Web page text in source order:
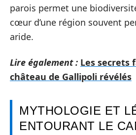
parois permet une
cœur d’une région souvent
aride.
Lire également : Les secrets
château de Gallipoli révélés
MYTHOLOGIE ET
ENTOURANT LE